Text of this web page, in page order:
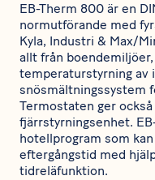
EB-Therm 800 är en
normutförande med
Kyla, Industri & Max/
allt från
temperaturstyrning av
snösmältningssystem
Termostaten ger
fjärrstyrningsenhet.
hotellprogram som
eftergångstid med
tidreläfunktion.